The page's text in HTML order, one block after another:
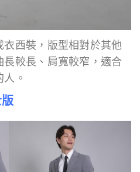
西裝，版型相對於其他
較長、肩寬較窄，適合
。